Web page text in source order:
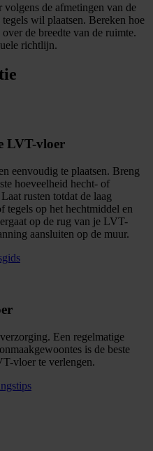
de afmetingen van de
wil plaatsen. Bereken hoe
de breedte van de ruimte.
richtlijn.
LVT-vloer
eenvoudig te plaatsen. Breng
hoeveelheid hecht- of
rusten totdat de laag
tegels op het hechtmiddel en
op de rug van je LVT-
aansluiten op de muur.
Een regelmatige
is de beste
vloer te verlengen.